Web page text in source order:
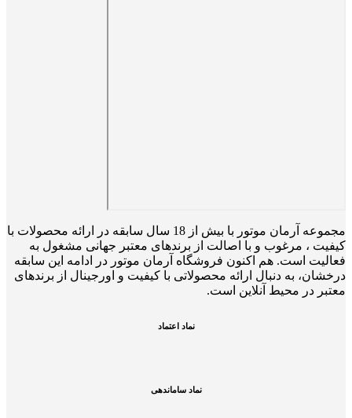
مجموعه آرمان موتور با بیش از 18 سال سابقه در ارائه محصولات با
کيفيت ، مرغوب و با اصالت از برندهای معتبر جهانی مشغول به
فعاليت است. هم اکنون فروشگاه آرمان موتور در ادامه اين سابقه
درخشان، به دنبال ارائه محصولاتی با کيفيت و اورجينال از برندهای
معتبر در محيط آنلاين است.
نماد اعتماد
نماد ساماندهی